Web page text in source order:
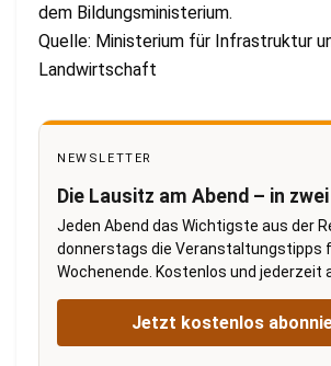
dem Bildungsministerium.
Quelle: Ministerium für Infrastruktur
Landwirtschaft
NEWSLETTER
Die Lausitz am Abend – in
Jeden Abend das Wichtigste aus der
donnerstags die Veranstaltungstipps
Wochenende. Kostenlos und jederzeit
Jetzt kostenlos